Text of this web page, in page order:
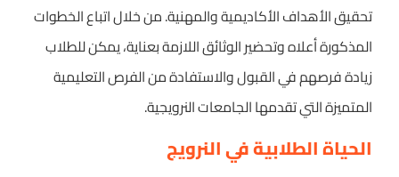
تحقيق الأهداف الأكاديمية والمهنية. من خلال اتباع الخطوات
المذكورة أعلاه وتحضير الوثائق اللازمة بعناية، يمكن للطلاب
زيادة فرصهم في القبول والاستفادة من الفرص التعليمية
المتميزة التي تقدمها الجامعات النرويجية.
الحياة الطلابية في النرويج